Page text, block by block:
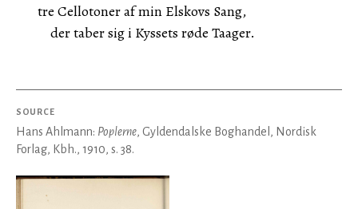
tre Cellotoner af min Elskovs Sang,
der taber sig i Kyssets røde Taager.
SOURCE
Hans Ahlmann: Poplerne, Gyldendalske Boghandel, Nordisk
Forlag, Kbh., 1910, s. 38.